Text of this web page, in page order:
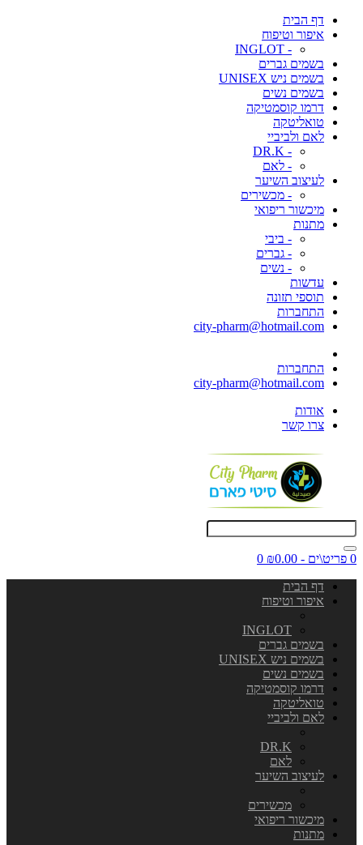
דף הבית
איפור וטיפוח
- INGLOT
בשמים גברים
בשמים ניש UNISEX
בשמים נשים
דרמו קוסמטיקה
טואליטקה
לאם ולביביי
- DR.K
- לאם
לעיצוב השיער
- מכשירים
מיכשור ריפואי
מתנות
- ביבי
- גברים
- נשים
עדשות
תוספי תזונה
התחברות
city-pharm@hotmail.com
התחברות
city-pharm@hotmail.com
אודות
צרו קשר
0 פריט\ים - ₪0.00
0
דף הבית
איפור וטיפוח
INGLOT
בשמים גברים
בשמים ניש UNISEX
בשמים נשים
דרמו קוסמטיקה
טואליטקה
לאם ולביביי
DR.K
לאם
לעיצוב השיער
מכשירים
מיכשור ריפואי
מתנות